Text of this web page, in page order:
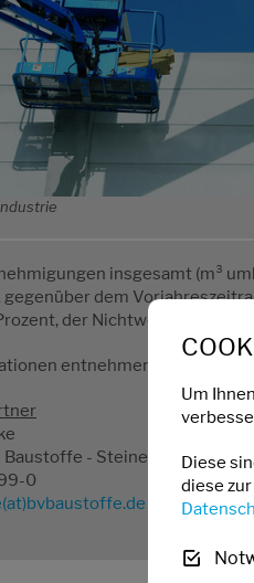
insgesamt (m³
gegenüber dem
der Nichtwohnbau legte
entnehmen Sie bitte
- Steine und Erden
0
Um
Diese
diese